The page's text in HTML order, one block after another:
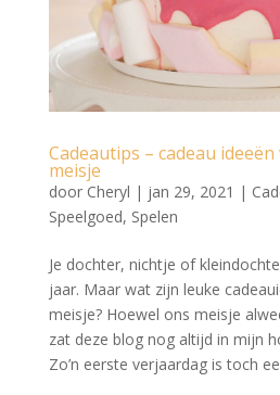
Cadeautips – cadeau
meisje
door Cheryl | jan 29, 2021 |
Speelgoed, Spelen
Je dochter, nichtje of
jaar. Maar wat zijn leuke
meisje? Hoewel ons meisje
zat deze blog nog altijd in mijn
Zo’n eerste verjaardag is toch